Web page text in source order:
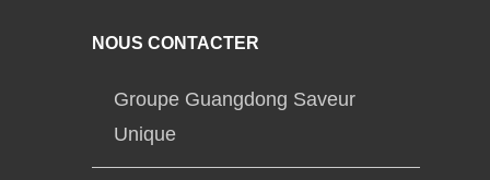
NOUS CONTACTER
Groupe Guangdong Saveur
Unique